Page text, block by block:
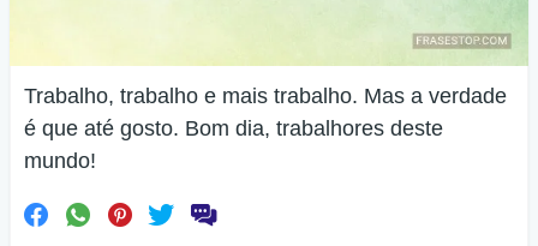
Trabalho, trabalho e mais trabalho. Mas a verdade
é que até gosto. Bom dia, trabalhores deste
mundo!